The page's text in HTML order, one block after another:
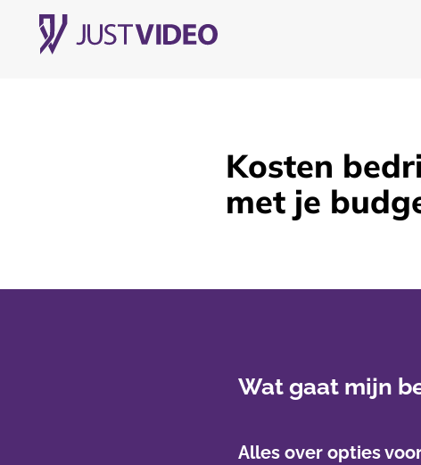
Kosten
met je
Wat gaat mijn
Alles over opties